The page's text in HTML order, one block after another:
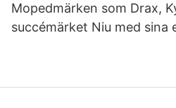
Mopedmärken som Drax,
succémärket Niu med sina